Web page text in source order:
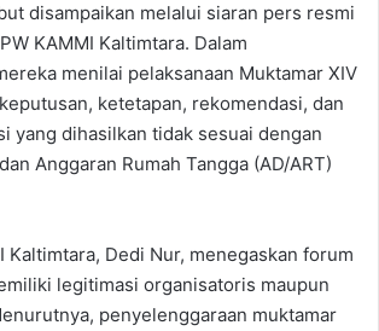
disampaikan melalui siaran pers resmi
KAMMI Kaltimtara. Dalam
menilai pelaksanaan Muktamar XIV
ketetapan, rekomendasi, dan
yang dihasilkan tidak sesuai dengan
Anggaran Rumah Tangga (AD/ART)
Kaltimtara, Dedi Nur, menegaskan forum
legitimasi organisatoris maupun
penyelenggaraan muktamar